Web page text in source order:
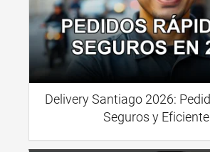
Delivery Santiago 2026:
Seguros y